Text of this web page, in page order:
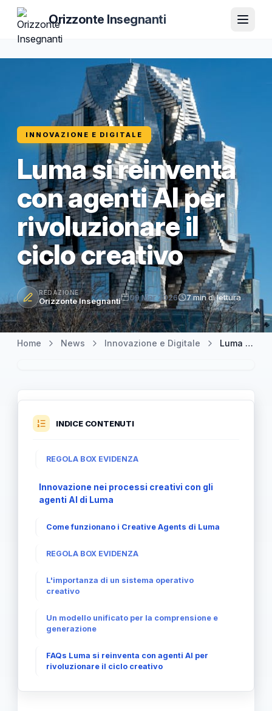
Orizzonte Insegnanti
INNOVAZIONE E DIGITALE
Luma si reinventa
con agenti AI per
rivoluzionare il
ciclo creativo
REDAZIONE
Orizzonte Insegnanti 09 Mar 2026 7 min di lettura
Home News Innovazione e Digitale Luma si reinventa con agenti AI per rivoluzionare il ciclo creativo
INDICE CONTENUTI
REGOLA BOX EVIDENZA
Innovazione nei processi creativi con gli
agenti AI di Luma
Come funzionano i Creative Agents di Luma
REGOLA BOX EVIDENZA
L'importanza di un sistema operativo
creativo
Un modello unificato per la comprensione e
generazione
FAQs Luma si reinventa con agenti AI per
rivoluzionare il ciclo creativo